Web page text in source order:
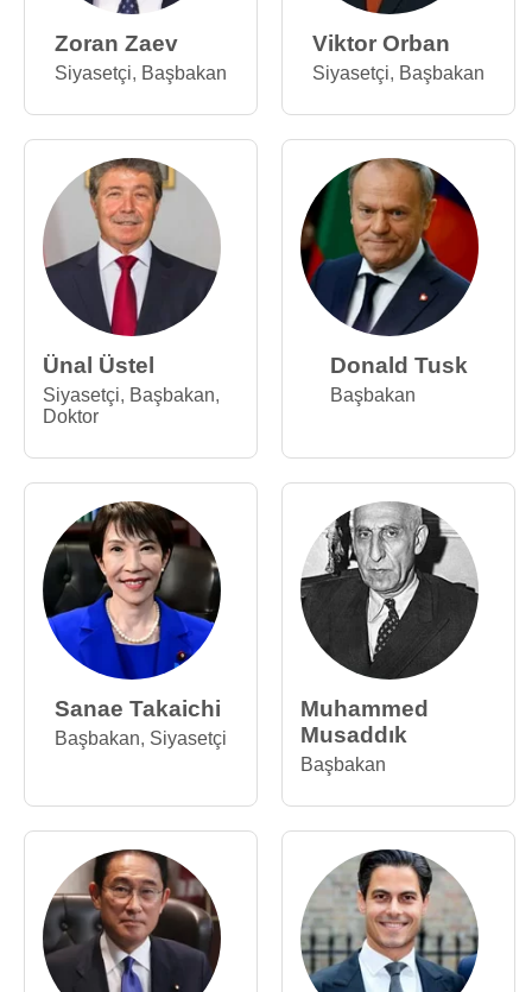
Zoran Zaev
Siyasetçi, Başbakan
Viktor Orban
Siyasetçi, Başbakan
Ünal Üstel
Siyasetçi, Başbakan,
Doktor
Donald Tusk
Başbakan
Sanae Takaichi
Başbakan, Siyasetçi
Muhammed
Musaddık
Başbakan